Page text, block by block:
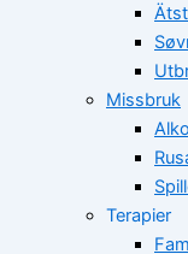
Missbruk
Terapier